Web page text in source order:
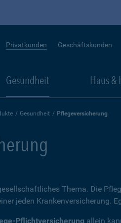
Privatkunden Geschäftskunden
Gesundheit Haus
Gesundheit Pflegeversicherung
Thema. Die
jeden Krankenversicherung.
Pflichtversicherung allein